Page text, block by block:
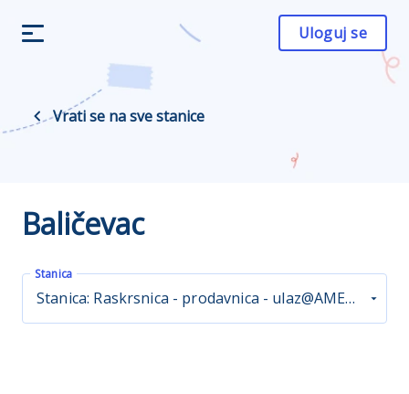
Uloguj se
Vrati se na sve stanice
Baličevac
Stanica
Stanica: Raskrsnica - prodavnica - ulaz@AME80